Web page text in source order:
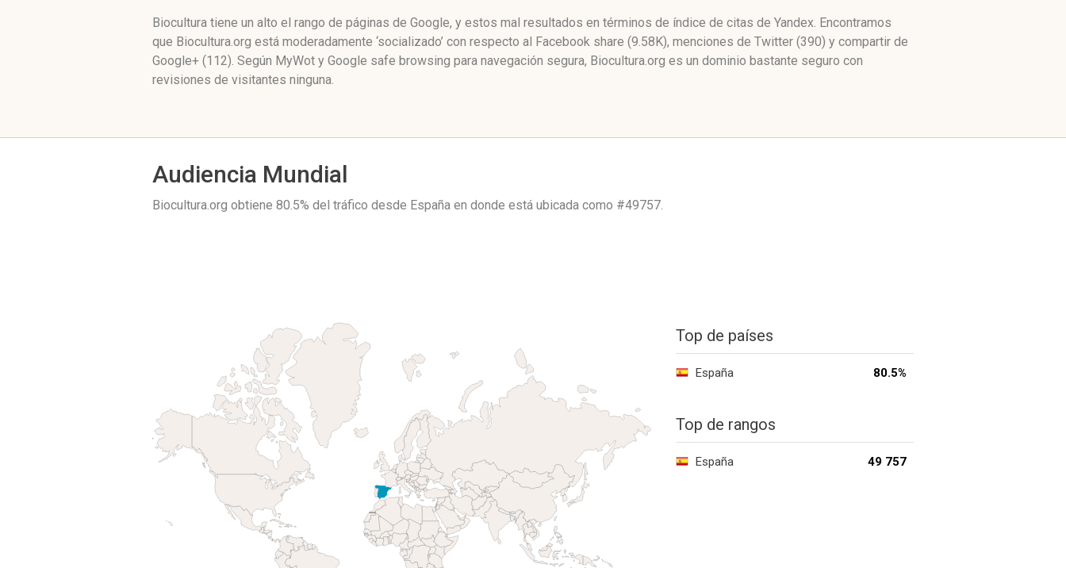
Biocultura tiene un alto el rango de páginas de Google, y estos mal resultados en términos de índice de citas de Yandex. Encontramos
que Biocultura.org está moderadamente ‘socializado’ con respecto al Facebook share (9.58K), menciones de Twitter (390) y compartir de
Google+ (112). Según MyWot y Google safe browsing para navegación segura, Biocultura.org es un dominio bastante seguro con
revisiones de visitantes ninguna.
Audiencia Mundial
Biocultura.org obtiene 80.5% del tráfico desde España en donde está ubicada como #49757.
Top de países
España 80.5%
Top de rangos
España 49 757